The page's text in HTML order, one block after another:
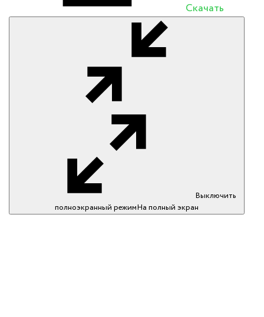
Скачать
Выключить
полноэкранный режимНа полный экран